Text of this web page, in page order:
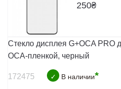
250₴
Стекло дисплея G+OCA PRO
ОСА-пленкой, черный
172475 ✓ В наличии*